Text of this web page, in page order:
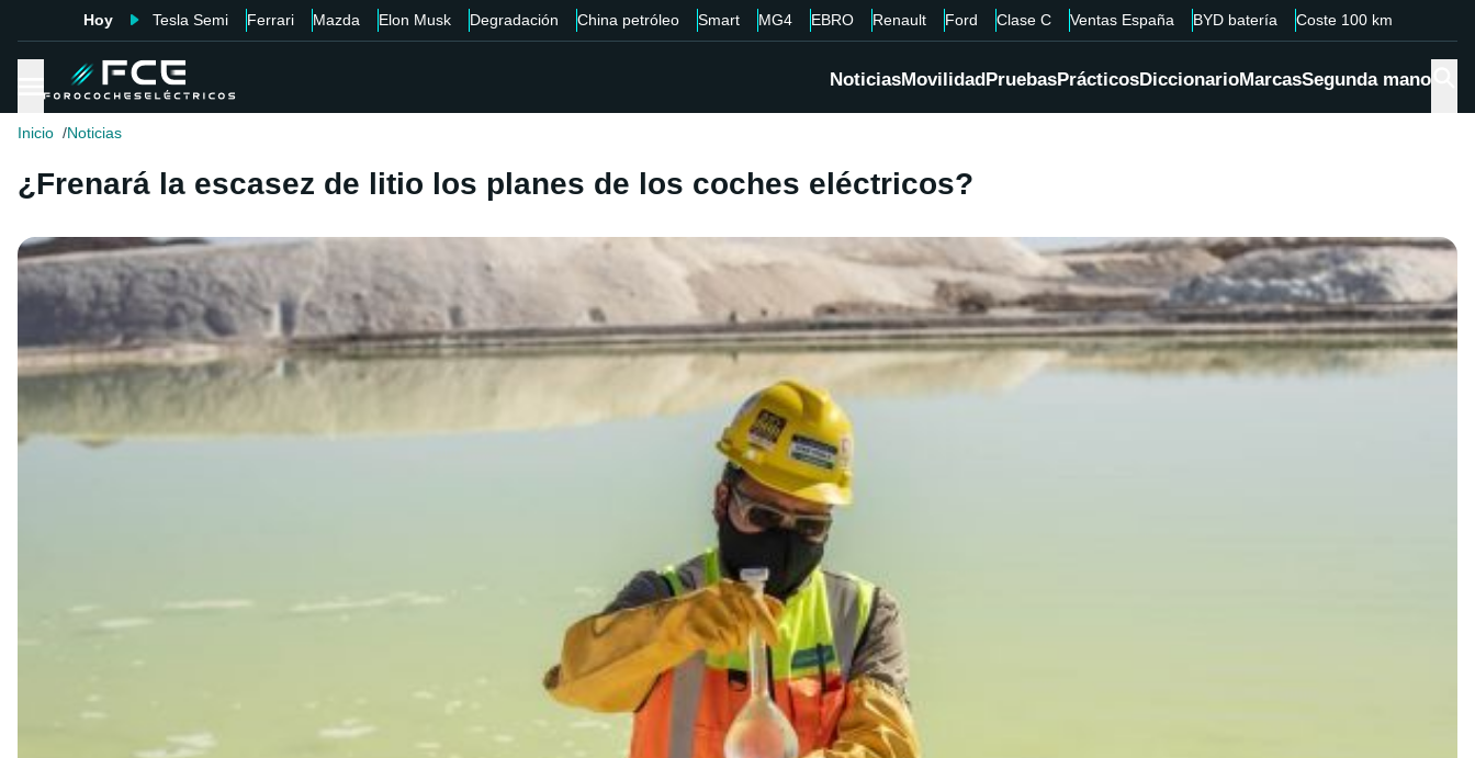
Hoy Tesla Semi Ferrari Mazda Elon Musk Degradación China petróleo Smart MG4 EBRO Renault Ford Clase C Ventas España BYD batería Coste 100 km
NoticiasMovilidadPruebasPrácticosDiccionarioMarcasSegunda mano
Inicio Noticias
¿Frenará la escasez de litio los planes de los coches eléctricos?